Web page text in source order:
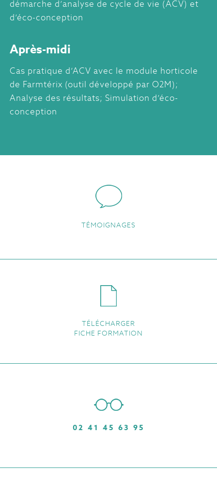
TÉMOIGNAGES
TÉLÉCHARGER
FICHE FORMATION
02 41 45 63 95
démarche d’analyse de cycle de vie (ACV) et
d’éco-conception
Après-midi
Cas pratique d’ACV avec le module horticole
de Farmtérix (outil développé par O2M);
Analyse des résultats; Simulation d’éco-
conception